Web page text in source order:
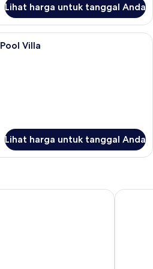
Lihat harga untuk tanggal Anda
Brankas, tirai kedap cahaya, setrika/
Villa
Lihat harga untuk tanggal Anda
Rawai Phuket